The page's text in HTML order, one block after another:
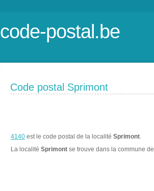
code-postal.be
Code postal Sprimont
4140 est le code postal de la localité Sprimont.
La localité Sprimont se trouve dans la commune de